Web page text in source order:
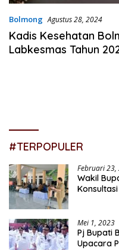
Bolmong Agustus 28, 2024
Kadis Kesehatan
Labkesmas Tahun
#TERPOPULER
Februari 23,
Wakil
Konsultasi
Mei 1, 2023
Pj Bupati
Upacara